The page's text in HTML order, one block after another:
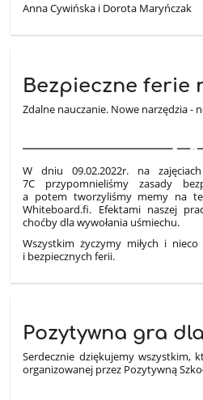
Anna Cywińska i Dorota Maryńczak
Bezpieczne ferie
Zdalne nauczanie. Nowe narzędzia -
2
W dniu 09.02.2022r. na
7C przypomnieliśmy zasady
a potem tworzyliśmy memy na
Whiteboard.fi. Efektami naszej
choćby dla wywołania uśmiechu.
Wszystkim życzymy miłych i nieco
i bezpiecznych ferii.
Pozytywna gra
Serdecznie dziękujemy wszystkim,
organizowanej przez Pozytywną